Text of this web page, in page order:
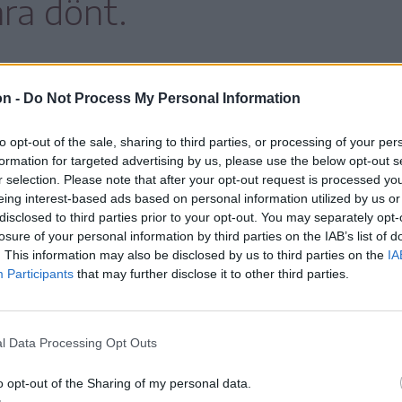
- Do Not Process My Personal Information
opt-out of the sale, sharing to third parties, or processing of your
for targeted advertising by us, please use the below opt-out
selection. Please note that after your opt-out request is processed
interest-based ads based on personal information utilized by us
to third parties prior to your opt-out. You may separately
of your personal information by third parties on the IAB’s list of
This information may also be disclosed by us to third parties on the
Participants that may further disclose it to other third parties.
Data Processing Opt Outs
opt-out of the Sharing of my personal data.
dönt.
az alkotmánybíróságot, és hogy ez milyen
Șoșoacă kizárása vagy az
De Georgescu úr minden jogi lehetőséget
hogy alakulata továbbra is Călin